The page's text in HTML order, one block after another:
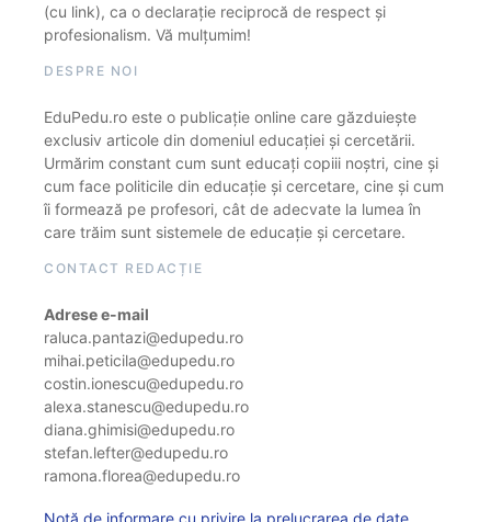
(cu link), ca o declarație reciprocă de respect și
profesionalism. Vă mulțumim!
DESPRE NOI
EduPedu.ro este o publicație online care găzduiește
exclusiv articole din domeniul educației și cercetării.
Urmărim constant cum sunt educați copiii noștri, cine și
cum face politicile din educație și cercetare, cine și cum
îi formează pe profesori, cât de adecvate la lumea în
care trăim sunt sistemele de educație și cercetare.
CONTACT REDACȚIE
Adrese e-mail
raluca.pantazi@edupedu.ro
mihai.peticila@edupedu.ro
costin.ionescu@edupedu.ro
alexa.stanescu@edupedu.ro
diana.ghimisi@edupedu.ro
stefan.lefter@edupedu.ro
ramona.florea@edupedu.ro
Notă de informare cu privire la prelucrarea de date